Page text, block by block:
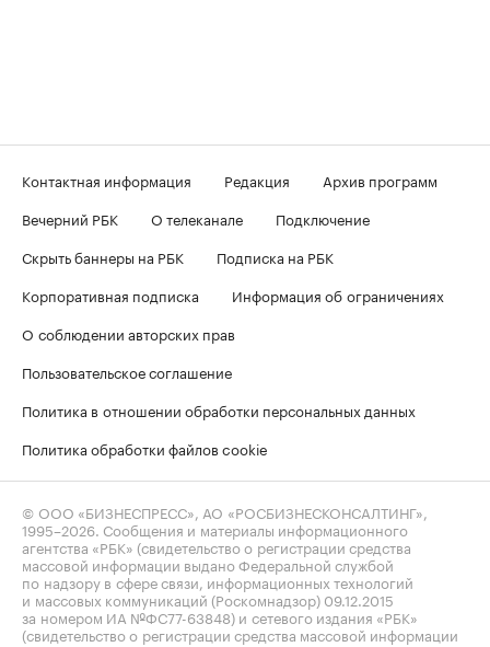
Контактная информация Редакция
Архив программ
Вечерний РБК
О телеканале
Подключение
Скрыть баннеры на РБК
Подписка на РБК
Корпоративная подписка
Информация об ограничениях
О соблюдении авторских прав
Пользовательское соглашение
Политика в отношении обработки персональных данных
Политика обработки файлов cookie
© ООО «БИЗНЕСПРЕСС», АО «РОСБИЗНЕСКОНСАЛТИНГ»,
1995–2026. Сообщения и материалы информационного
агентства «РБК» (свидетельство о регистрации средства
массовой информации выдано Федеральной службой
по надзору в сфере связи, информационных технологий
и массовых коммуникаций (Роскомнадзор) 09.12.2015
за номером ИА №ФС77-63848) и сетевого издания «РБК»
(свидетельство о регистрации средства массовой информации